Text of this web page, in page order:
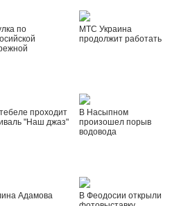
по
МТС Украина
продолжит работать
проходит
"Наш джаз"
В Насыпном
произошел порыв
водовода
Адамова
В Феодосии открыли